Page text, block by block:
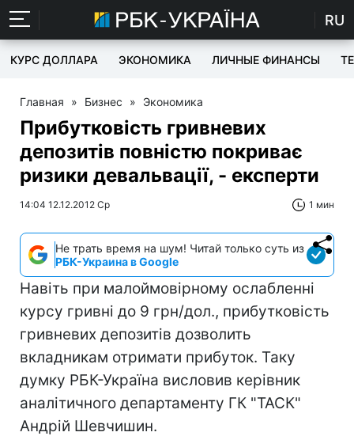
RU
КУРС ДОЛЛАРА ЭКОНОМИКА ЛИЧНЫЕ ФИНАНСЫ
Главная » Бизнес » Экономика
Прибутковість гривневих
депозитів повністю покриває
ризики девальвації, - експерти
14:04 12.12.2012 Ср 1 мин
Не трать время на шум! Читай только суть из
РБК-Украина в Google
Навіть при малоймовірному ослабленні
курсу гривні до 9 грн/дол., прибутковість
гривневих депозитів дозволить
вкладникам отримати прибуток. Таку
думку РБК-Україна висловив керівник
аналітичного департаменту ГК "ТАСК"
Андрій Шевчишин.